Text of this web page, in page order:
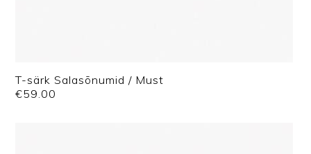
T-särk Salasõnumid / Must
€59.00